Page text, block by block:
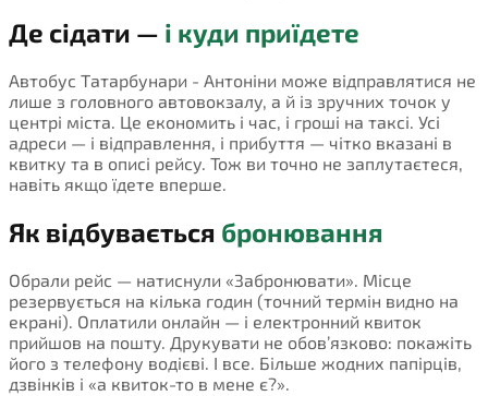
Де сідати — і куди приїдете
Автобус Татарбунари - Антоніни може відправлятися не
лише з головного автовокзалу, а й із зручних точок у
центрі міста. Це економить і час, і гроші на таксі. Усі
адреси — і відправлення, і прибуття — чітко вказані в
квитку та в описі рейсу. Тож ви точно не заплутаєтеся,
навіть якщо їдете вперше.
Як відбувається бронювання
Обрали рейс — натиснули «Забронювати». Місце
резервується на кілька годин (точний термін видно на
екрані). Оплатили онлайн — і електронний квиток
прийшов на пошту. Друкувати не обов’язково: покажіть
його з телефону водієві. І все. Більше жодних папірців,
дзвінків і «а квиток-то в мене є?».